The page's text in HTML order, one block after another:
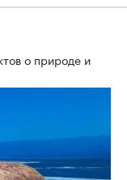
о природе и